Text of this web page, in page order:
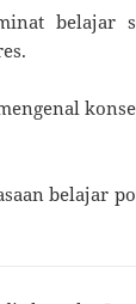
belajar
belajar